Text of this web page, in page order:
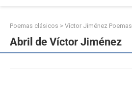
Poemas clásicos > Víctor Jiménez Poemas
Abril de Víctor Jiménez